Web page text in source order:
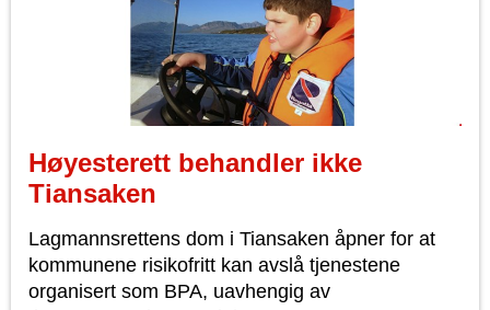
Høyesterett behandler ikke
Tiansaken
Lagmannsrettens dom i Tiansaken åpner for at
kommunene risikofritt kan avslå tjenestene
organisert som BPA, uavhengig av